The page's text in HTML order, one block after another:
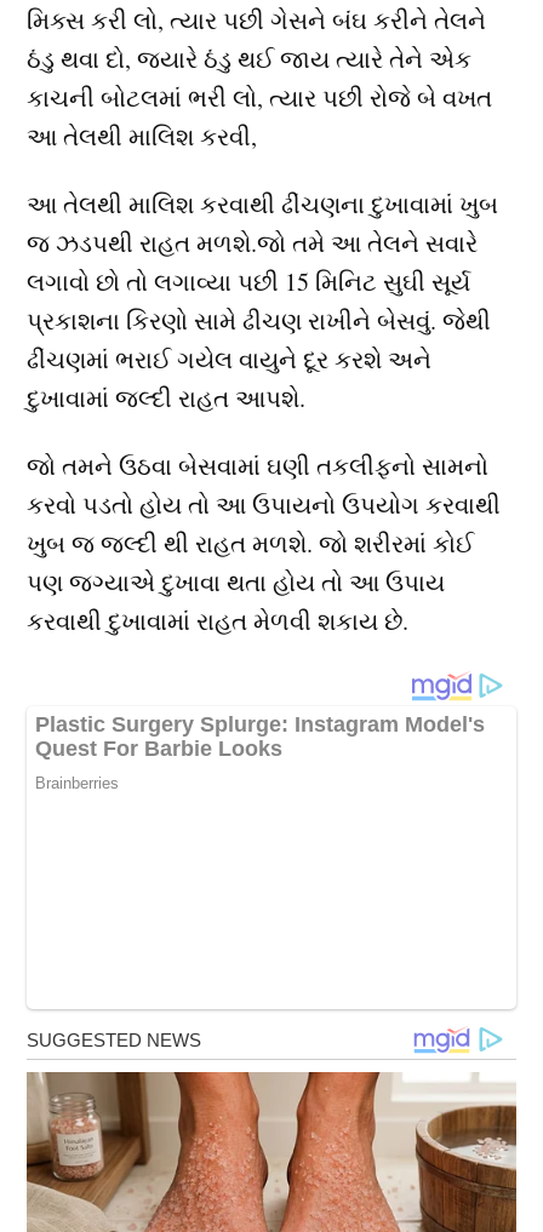
મિક્સ કરી લો, ત્યાર પછી ગેસને બંઘ કરીને તેલને
ઠંડુ થવા દો, જયારે ઠંડુ થઈ જાય ત્યારે તેને એક
કાચની બોટલમાં ભરી લો, ત્યાર પછી રોજે બે વખત
આ તેલથી માલિશ કરવી,
આ તેલથી માલિશ કરવાથી ઢીંચણના દુખાવામાં ખુબ
જ ઝડપથી રાહત મળશે.જો તમે આ તેલને સવારે
લગાવો છો તો લગાવ્યા પછી 15 મિનિટ સુઘી સૂર્ય
પ્રકાશના કિરણો સામે ઢીચણ રાખીને બેસવું. જેથી
ઢીંચણમાં ભરાઈ ગયેલ વાયુને દૂર કરશે અને
દુખાવામાં જલ્દી રાહત આપશે.
જો તમને ઉઠવા બેસવામાં ઘણી તકલીફનો સામનો
કરવો પડતો હોય તો આ ઉપાયનો ઉપયોગ કરવાથી
ખુબ જ જલ્દી થી રાહત મળશે. જો શરીરમાં કોઈ
પણ જગ્યાએ દુખાવા થતા હોય તો આ ઉપાય
કરવાથી દુખાવામાં રાહત મેળવી શકાય છે.